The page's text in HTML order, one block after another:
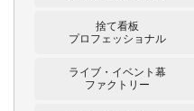
捨て看板
プロフェッショナル
ライブ・イベント幕
ファクトリー